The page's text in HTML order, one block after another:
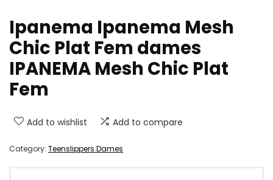
Ipanema Ipanema Mesh
Chic Plat Fem dames
IPANEMA Mesh Chic Plat
Fem
Add to wishlist Add to compare
Category: Teenslippers Dames